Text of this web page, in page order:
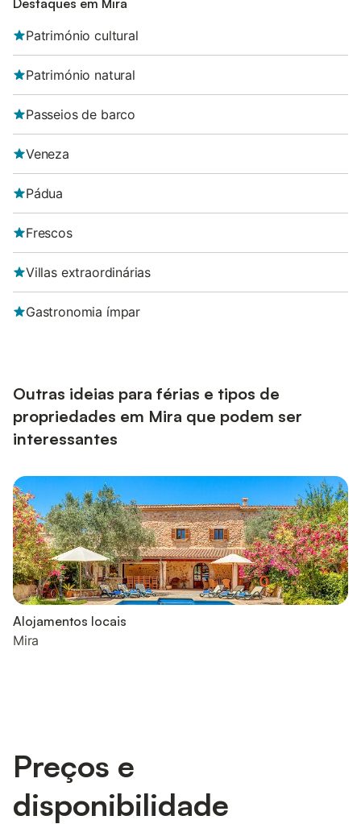
Destaques em Mira
Património cultural
Património natural
Passeios de barco
Veneza
Pádua
Frescos
Villas extraordinárias
Gastronomia ímpar
Outras ideias para férias e tipos de
propriedades em Mira que podem ser
interessantes
Alojamentos locais
Mira
Preços e
disponibilidade